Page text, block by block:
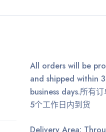
All orders will be
and shipped within
business days.所有
5个工作日内到货